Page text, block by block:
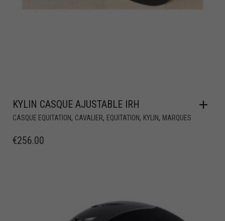
KYLIN CASQUE AJUSTABLE IRH
CASQUE EQUITATION, CAVALIER, EQUITATION, KYLIN, MARQUES
€256.00